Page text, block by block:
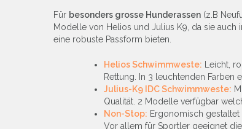
Für besonders grosse Hunderassen (z.B
Modelle von Helios und Julius K9, da sie
eine robuste Passform bieten.
Helios Schwimmweste: Leicht,
Rettung. In 3 leuchtenden Farben
Julius-K9 IDC Schwimmweste:
Qualität. 2 Modelle verfügbar
Non-Stop: Ergonomisch
Vor allem für Sportler geeignet